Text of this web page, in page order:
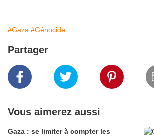
#Gaza #Génocide
Partager
Vous aimerez aussi
Gaza : se limiter à compter les